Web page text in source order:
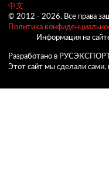
中文
© 2012 - 2026. Все права
Политика
Информация на
Разработано в РУСЭКСПОРТ
Этот сайт мы сделали сами,